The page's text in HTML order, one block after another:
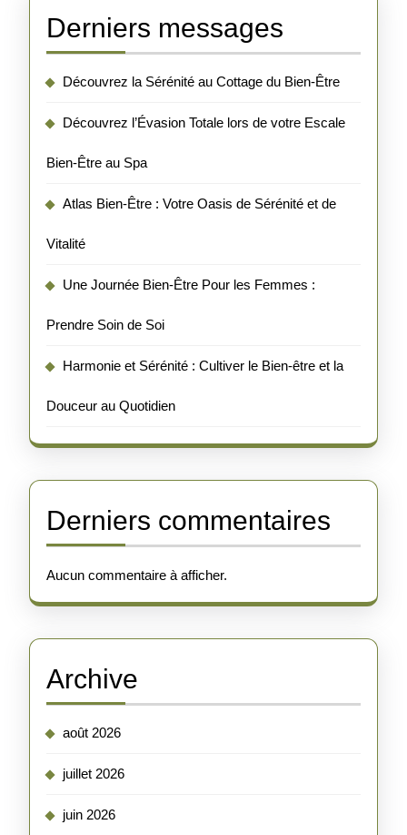
Derniers messages
Découvrez la Sérénité au Cottage du Bien-Être
Découvrez l’Évasion Totale lors de votre Escale
Bien-Être au Spa
Atlas Bien-Être : Votre Oasis de Sérénité et de
Vitalité
Une Journée Bien-Être Pour les Femmes :
Prendre Soin de Soi
Harmonie et Sérénité : Cultiver le Bien-être et la
Douceur au Quotidien
Derniers commentaires
Aucun commentaire à afficher.
Archive
août 2026
juillet 2026
juin 2026